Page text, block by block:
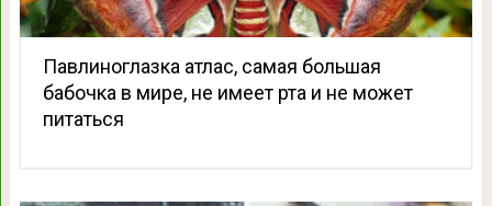
Павлиноглазка атлас, самая большая
бабочка в мире, не имеет рта и не может
питаться